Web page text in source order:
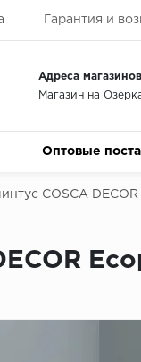
Гарантия и
Адреса
Магазин на
Оптовые
COSCA DECOR